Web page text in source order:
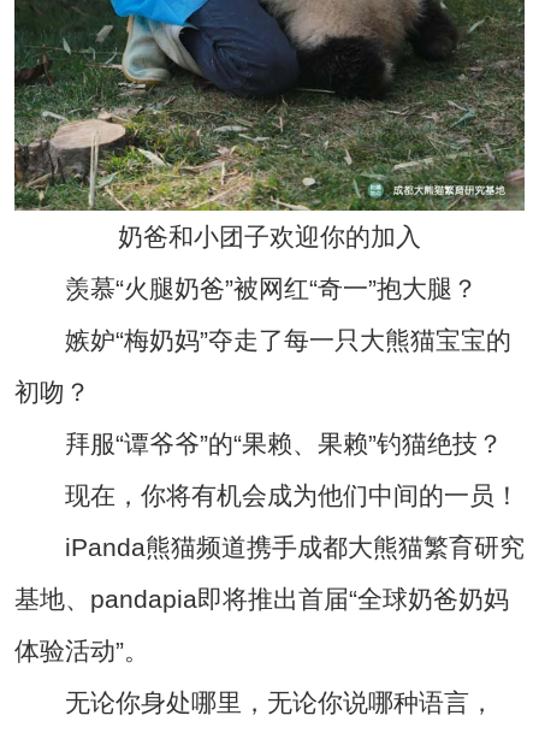
奶爸和小团子欢迎你的加入
羡慕“火腿奶爸”被网红“奇一”抱大腿？
嫉妒“梅奶妈”夺走了每一只大熊猫宝宝的
初吻？
拜服“谭爷爷”的“果赖、果赖”钓猫绝技？
现在，你将有机会成为他们中间的一员！
iPanda熊猫频道携手成都大熊猫繁育研究
基地、pandapia即将推出首届“全球奶爸奶妈
体验活动”。
无论你身处哪里，无论你说哪种语言，